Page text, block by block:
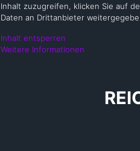
Inhalt zuzugreifen, klicken Sie auf
Daten an Drittanbieter
Inhalt entsperren
Weitere Informationen